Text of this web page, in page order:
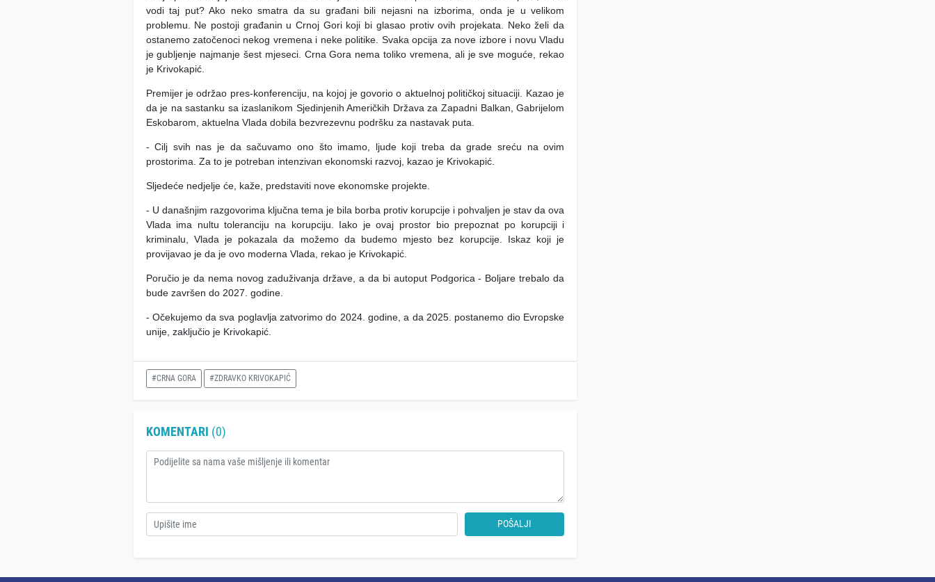
vodi taj put? Ako neko smatra da su građani bili nejasni na izborima, onda je u velikom
problemu. Ne postoji građanin u Crnoj Gori koji bi glasao protiv ovih projekata. Neko želi da
ostanemo zatočenoci nekog vremena i neke politike. Svaka opcija za nove izbore i novu Vladu
je gubljenje najmanje šest mjeseci. Crna Gora nema toliko vremena, ali je sve moguće, rekao
je Krivokapić.
Premijer je održao pres-konferenciju, na kojoj je govorio o aktuelnoj političkoj situaciji. Kazao je
da je na sastanku sa izaslanikom Sjedinjenih Američkih Država za Zapadni Balkan, Gabrijelom
Eskobarom, aktuelna Vlada dobila bezvrezevnu podršku za nastavak puta.
- Cilj svih nas je da sačuvamo ono što imamo, ljude koji treba da grade sreću na ovim
prostorima. Za to je potreban intenzivan ekonomski razvoj, kazao je Krivokapić.
Sljedeće nedjelje će, kaže, predstaviti nove ekonomske projekte.
- U današnjim razgovorima ključna tema je bila borba protiv korupcije i pohvaljen je stav da ova
Vlada ima nultu toleranciju na korupciju. Iako je ovaj prostor bio prepoznat po korupciji i
kriminalu, Vlada je pokazala da možemo da budemo mjesto bez korupcije. Iskaz koji je
provijavao je da je ovo moderna Vlada, rekao je Krivokapić.
Poručio je da nema novog zaduživanja države, a da bi autoput Podgorica - Boljare trebalo da
bude završen do 2027. godine.
- Očekujemo da sva poglavlja zatvorimo do 2024. godine, a da 2025. postanemo dio Evropske
unije, zaključio je Krivokapić.
#CRNA GORA #ZDRAVKO KRIVOKAPIĆ
KOMENTARI (0)
POŠALJI